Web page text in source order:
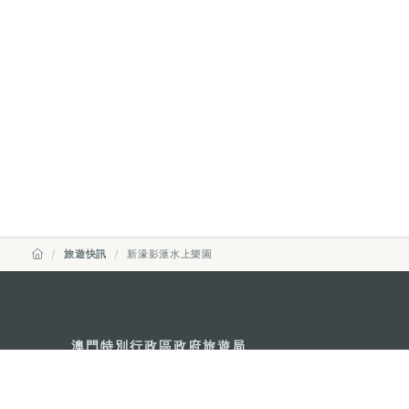
旅遊快訊 新濠影滙水上樂園
澳門特別行政區政府旅遊局